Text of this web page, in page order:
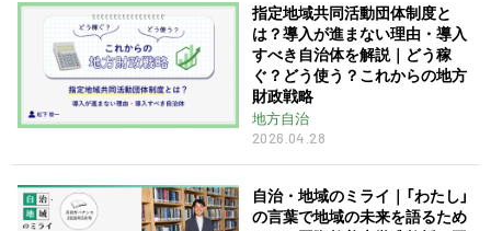
指定地域共同活動団体制度と
は？導入が進まない理由・導入
すべき自治体を解説｜どう稼
ぐ？どう使う？これからの地方
財政戦略
地方自治
2026.04.28
自治・地域のミライ｜「わたし」
の言葉で地域の未来を語るため